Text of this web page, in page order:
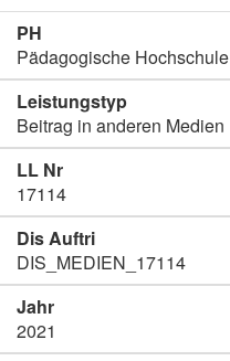
PH
Pädagogische
Leistungstyp
Beitrag in anderen Medien
LL Nr
17114
Dis Auftri
DIS_MEDIEN_17114
Jahr
2021